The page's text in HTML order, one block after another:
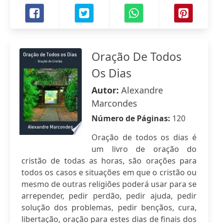
Oração De Todos
Os Dias
Autor: Alexandre
Marcondes
Número de Páginas: 120
Oração de todos os dias é
um livro de oração do
cristão de todas as horas, são orações para
todos os casos e situações em que o cristão ou
mesmo de outras religiões poderá usar para se
arrepender, pedir perdão, pedir ajuda, pedir
solução dos problemas, pedir bençãos, cura,
libertação, oração para estes dias de finais dos